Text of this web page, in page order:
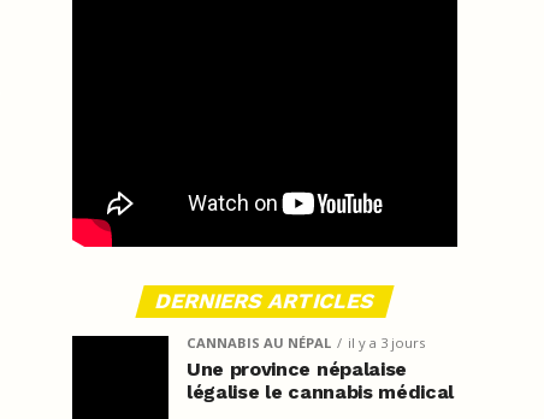
DERNIERS ARTICLES
CANNABIS AU NÉPAL il y a 3 jours
Une province népalaise
légalise le cannabis médical